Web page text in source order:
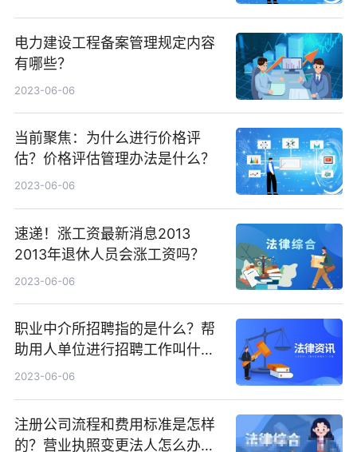
电力建设工程备案管理规定内容
有哪些？
2023-06-06
当前聚焦：为什么进行价格评
估？价格评估管理办法是什么？
2023-06-06
速递！涨工资最新消息2013
2013年退休人员会涨工资吗？
2023-06-06
职业中介所招聘指的是什么？帮
助用人单位进行招聘工作叫什
么？
2023-06-06
注册公司流程和费用标准是怎样
的？营业执照变更法人怎么办